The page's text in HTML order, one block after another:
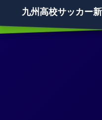
九州高校サッカー